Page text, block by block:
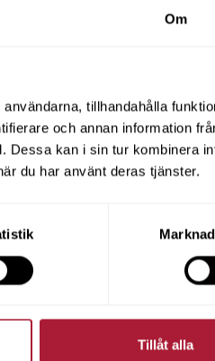
Om
tillhandahålla
och annan information
Dessa kan i sin tur kombinera
du har använt deras tjänster.
Tillåt alla
fördelar: